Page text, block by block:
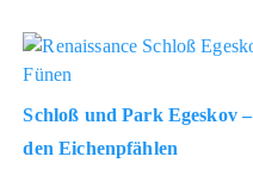
Schloß und Park Egeskov
den Eichenpfählen